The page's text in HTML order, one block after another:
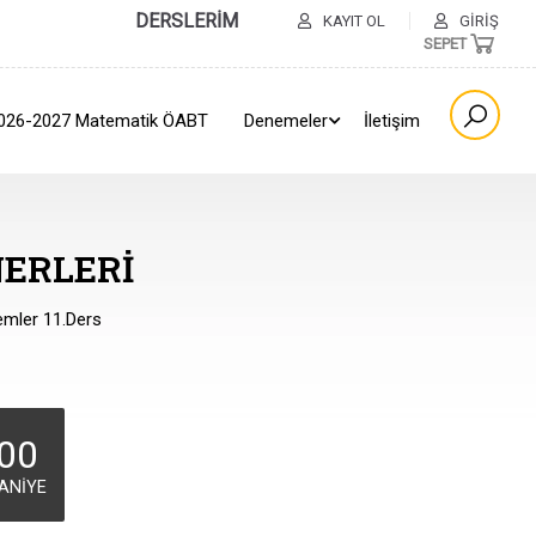
DERSLERİM KAYIT OL
GIRIŞ
SEPET
2027 Matematik ÖABT Denemeler İletişim
11.Ders